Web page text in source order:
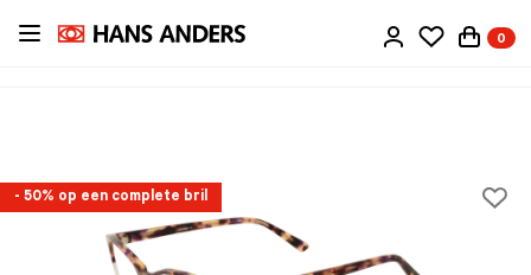
Ga
0
- 50% op een complete bril